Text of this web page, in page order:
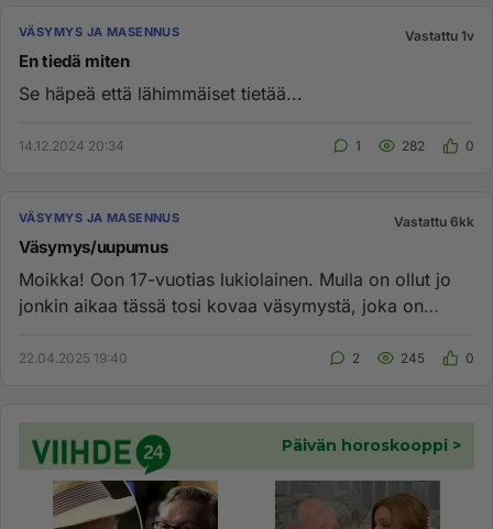
VÄSYMYS JA MASENNUS Vastattu 1v
En tiedä miten
Se häpeä että lähimmäiset tietää...
14.12.2024 20:34 1 282 0
VÄSYMYS JA MASENNUS Vastattu 6kk
Väsymys/uupumus
Moikka! Oon 17-vuotias lukiolainen. Mulla on ollut jo
jonkin aikaa tässä tosi kovaa väsymystä, joka on
22.04.2025 19:40 2 245 0